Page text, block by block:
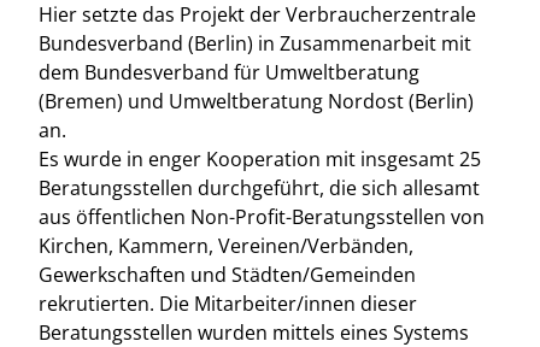
Hier setzte das Projekt der Verbraucherzentrale
Bundesverband (Berlin) in Zusammenarbeit mit
dem Bundesverband für Umweltberatung
(Bremen) und Umweltberatung Nordost (Berlin)
an.
Es wurde in enger Kooperation mit insgesamt 25
Beratungsstellen durchgeführt, die sich allesamt
aus öffentlichen Non-Profit-Beratungsstellen von
Kirchen, Kammern, Vereinen/Verbänden,
Gewerkschaften und Städten/Gemeinden
rekrutierten. Die Mitarbeiter/innen dieser
Beratungsstellen wurden mittels eines Systems